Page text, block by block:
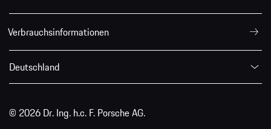
Verbrauchsinformationen
Deutschland
© 2026 Dr. Ing. h.c. F. Porsche AG.